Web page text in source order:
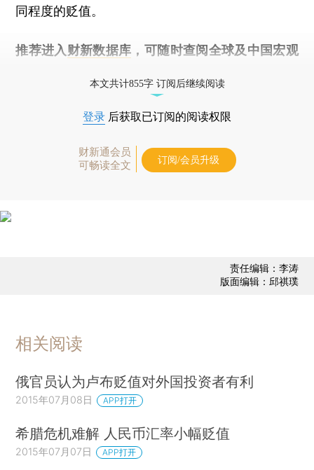
同程度的贬值。
推荐进入 财新数据库 ，可随时查阅全球及中国宏观
本文共计855字 订阅后继续阅读
登录 后获取已订阅的阅读权限
财新通会员
可畅读全文
订阅/会员升级
责任编辑：李涛
版面编辑：邱祺璞
相关阅读
俄官员认为卢布贬值对外国投资者有利
2015年07月08日 APP打开
希腊危机难解 人民币汇率小幅贬值
2015年07月07日 APP打开